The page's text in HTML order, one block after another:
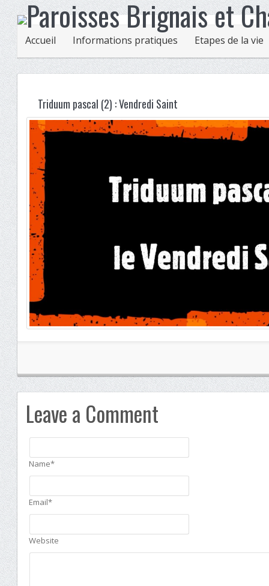
Accueil Informations pratiques Etapes de la vie
Triduum pascal (2) : Vendredi Saint
Leave a Comment
Name*
Email*
Website